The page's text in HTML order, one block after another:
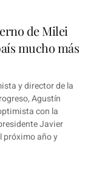
de Milei
mucho más
y director de la
Agustín
con la
Javier
próximo año y